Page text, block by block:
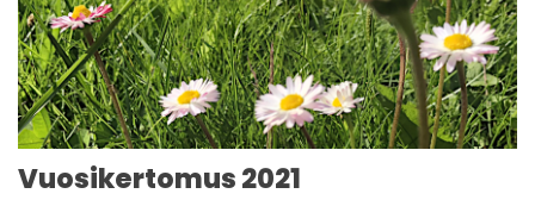
Vuosikertomus 2021